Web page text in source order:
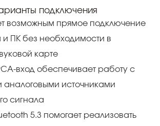
подключения
возможным прямое подключение
и ПК без необходимости в
карте
вход обеспечивает работу с
аналоговыми источниками
сигнала
5.3 помогает реализовать